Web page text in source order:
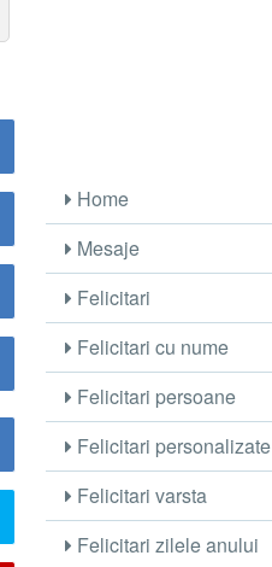
Home
Mesaje
Felicitari
Felicitari cu nume
Felicitari persoane
Felicitari personalizate
Felicitari varsta
Felicitari zilele anului